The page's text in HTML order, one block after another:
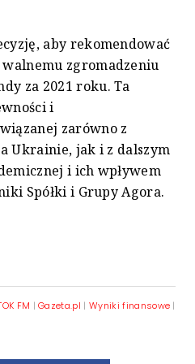
aby rekomendować
zgromadzeniu
za 2021 roku. Ta
i
zarówno z
Ukrainie, jak i z dalszym
i ich wpływem
Spółki i Grupy Agora.
FM |Gazeta.pl |Wyniki finansowe |